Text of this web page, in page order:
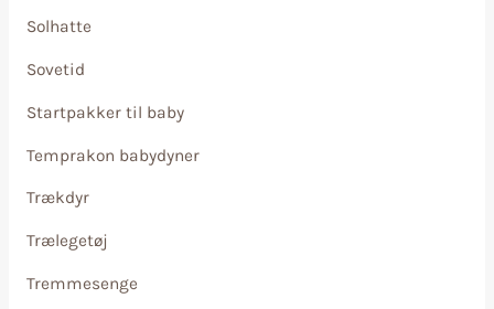
Solhatte
Sovetid
Startpakker til baby
Temprakon babydyner
Trækdyr
Trælegetøj
Tremmesenge